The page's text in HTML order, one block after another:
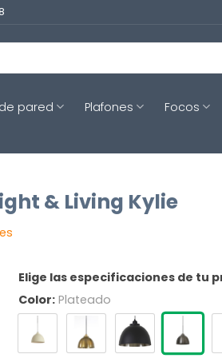
pared Plafones Focos
& Living Kylie
Elige las especificaciones de tu
Color: Plateado